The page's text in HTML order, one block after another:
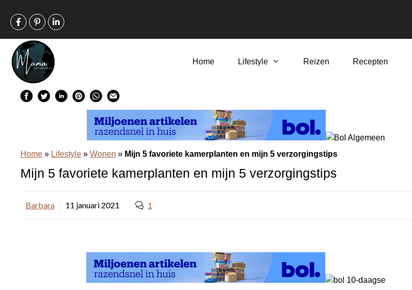
naar
inhoud
Home Lifestyle Reizen Recepten
Home » Lifestyle » Wonen » Mijn 5 favoriete kamerplanten en mijn 5 verzorgingstips
Mijn 5 favoriete kamerplanten en mijn 5 verzorgingstips
Barbara 11 januari 2021 1